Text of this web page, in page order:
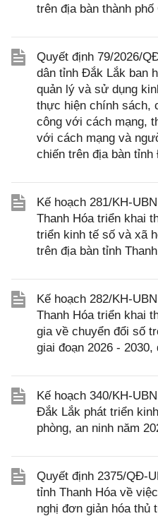
trên địa bàn thành
Quyết định 79/2026/
dân tỉnh Đắk Lắk ban
quản lý và sử dụng
thực hiện chính sách,
công với cách mạng,
với cách mạng và
chiến trên địa bàn
Kế hoạch 281/KH-
Thanh Hóa triển khai
triển kinh tế số và xã
trên địa bàn tỉnh
Kế hoạch 282/KH-
Thanh Hóa triển khai
gia về chuyển đổi số
giai đoạn 2026 -
Kế hoạch 340/KH-
Đắk Lắk phát triển
phòng, an ninh năm
Quyết định 2375/QĐ-
tỉnh Thanh Hóa về
nghị đơn giản hóa thủ